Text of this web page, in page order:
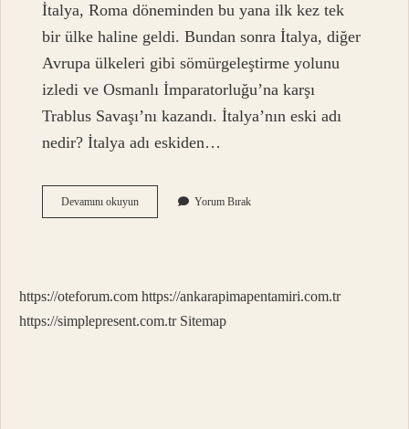
İtalya, Roma döneminden bu yana ilk kez tek
bir ülke haline geldi. Bundan sonra İtalya, diğer
Avrupa ülkeleri gibi sömürgeleştirme yolunu
izledi ve Osmanlı İmparatorluğu’na karşı
Trablus Savaşı’nı kazandı. İtalya’nın eski adı
nedir? İtalya adı eskiden…
Devamını okuyunItalyan
Irkı
Yorum Bırak
https://oteforum.com https://ankarapimapentamiri.com.tr
https://simplepresent.com.tr Sitemap